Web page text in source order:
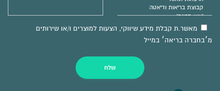
מאשר.ת קבלת מידע שיווקי, הצעות למוצרים ו/או שירותים
מ׳בחברה בריאה׳ במייל
שלח